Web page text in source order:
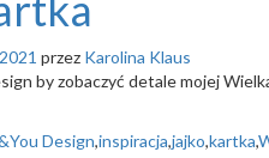
przez Karolina Klaus
by zobaczyć detale mojej
Design,inspiracja,jajko,kartka,